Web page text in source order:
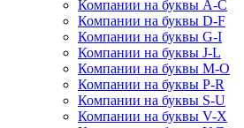
Компании на буквы A-C
Компании на буквы D-F
Компании на буквы G-I
Компании на буквы J-L
Компании на буквы M-O
Компании на буквы P-R
Компании на буквы S-U
Компании на буквы V-X